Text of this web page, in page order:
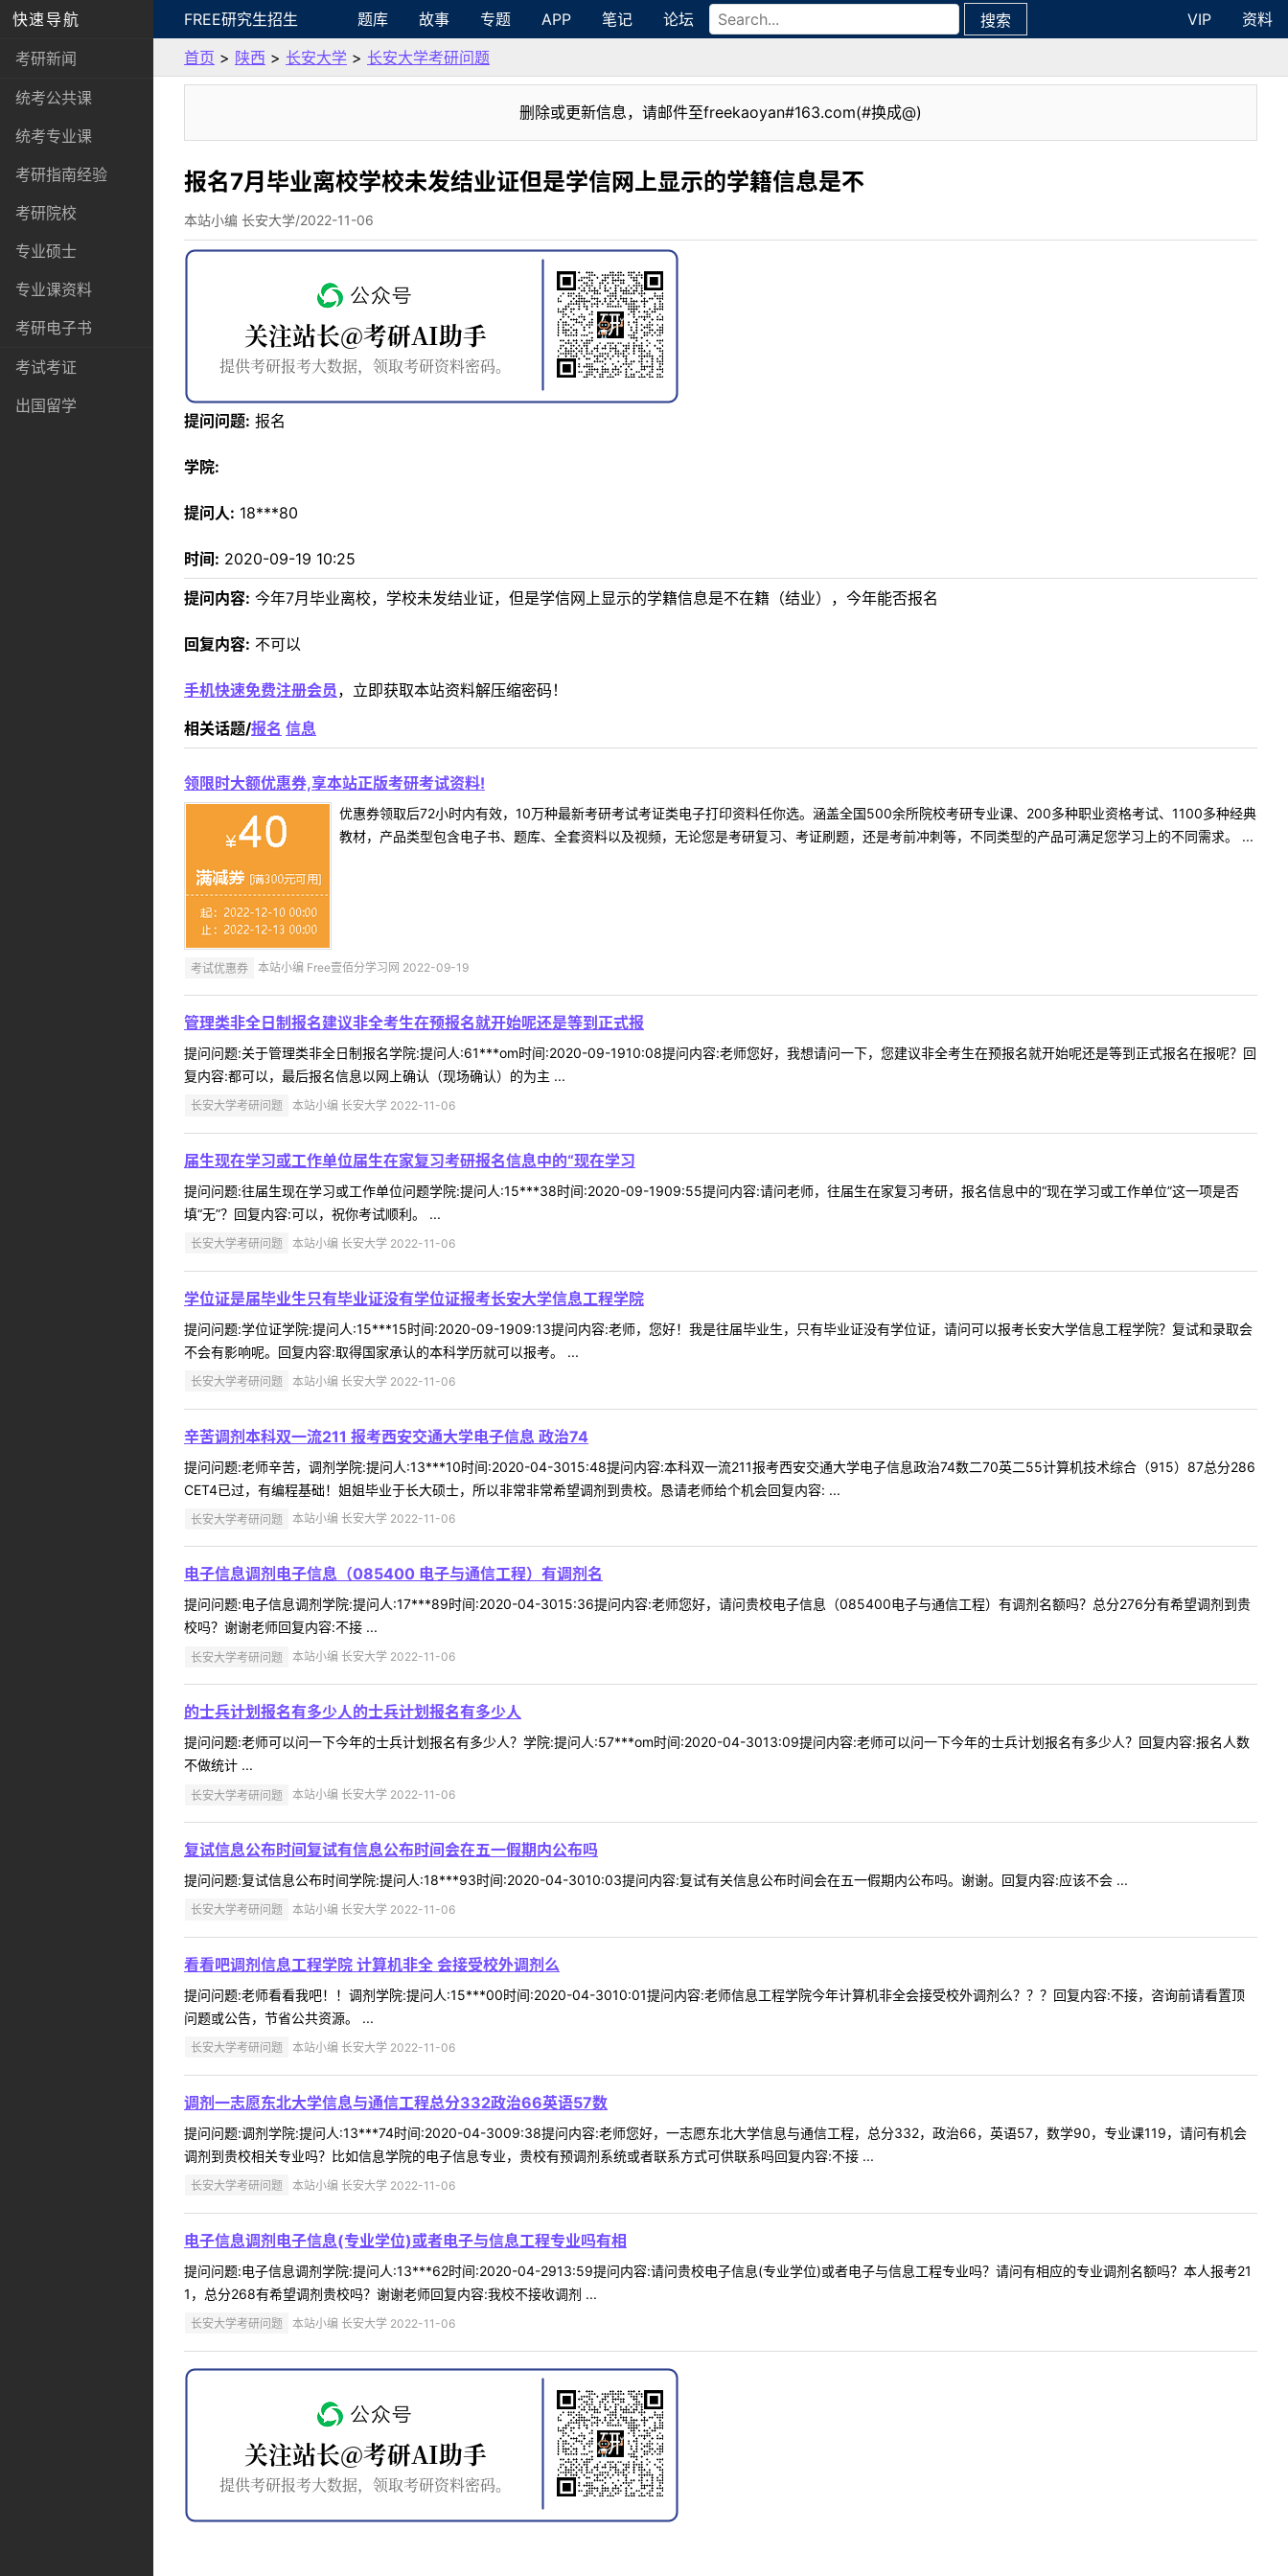
快速导航
考研新闻
统考公共课
统考专业课
考研指南经验
考研院校
专业硕士
专业课资料
考研电子书
考试考证
出国留学
FREE研究生招生 题库 故事 专题 APP 笔记 论坛 搜索 VIP
资料
首页 > 陕西 > 长安大学 > 长安大学考研问题
删除或更新信息，请邮件至freekaoyan#163.com(#换成@)
报名7月毕业离校学校未发结业证但是学信网上显示的学籍信息是不
本站小编 长安大学/2022-11-06
提问问题: 报名
学院:
提问人: 18***80
时间: 2020-09-19 10:25
提问内容: 今年7月毕业离校，学校未发结业证，但是学信网上显示的学籍信息是不在籍（结业），今年能否报名
回复内容: 不可以
手机快速免费注册会员 ，立即获取本站资料解压缩密码！
相关话题/报名 信息
领限时大额优惠券,享本站正版考研考试资料!
优惠券领取后72小时内有效，10万种最新考研考试考证类电子打印资料任你选。涵盖全国500余所院校考研专业课、200多种职业资格考试、1100多种经典
教材，产品类型包含电子书、题库、全套资料以及视频，无论您是考研复习、考证刷题，还是考前冲刺等，不同类型的产品可满足您学习上的不同需求。 ...
考试优惠券 本站小编 Free壹佰分学习网 2022-09-19
管理类非全日制报名建议非全考生在预报名就开始呢还是等到正式报
提问问题:关于管理类非全日制报名学院:提问人:61***om时间:2020-09-1910:08提问内容:老师您好，我想请问一下，您建议非全考生在预报名就开始呢还是等到正式报名在报呢？回
复内容:都可以，最后报名信息以网上确认（现场确认）的为主 ...
长安大学考研问题 本站小编 长安大学 2022-11-06
届生现在学习或工作单位届生在家复习考研报名信息中的“现在学习
提问问题:往届生现在学习或工作单位问题学院:提问人:15***38时间:2020-09-1909:55提问内容:请问老师，往届生在家复习考研，报名信息中的“现在学习或工作单位”这一项是否
填“无”？回复内容:可以，祝你考试顺利。 ...
长安大学考研问题 本站小编 长安大学 2022-11-06
学位证是届毕业生只有毕业证没有学位证报考长安大学信息工程学院
提问问题:学位证学院:提问人:15***15时间:2020-09-1909:13提问内容:老师，您好！我是往届毕业生，只有毕业证没有学位证，请问可以报考长安大学信息工程学院？复试和录取会
不会有影响呢。回复内容:取得国家承认的本科学历就可以报考。 ...
长安大学考研问题 本站小编 长安大学 2022-11-06
辛苦调剂本科双一流211 报考西安交通大学电子信息 政治74
提问问题:老师辛苦，调剂学院:提问人:13***10时间:2020-04-3015:48提问内容:本科双一流211报考西安交通大学电子信息政治74数二70英二55计算机技术综合（915）87总分286
CET4已过，有编程基础！姐姐毕业于长大硕士，所以非常非常希望调剂到贵校。恳请老师给个机会回复内容: ...
长安大学考研问题 本站小编 长安大学 2022-11-06
电子信息调剂电子信息（085400 电子与通信工程）有调剂名
提问问题:电子信息调剂学院:提问人:17***89时间:2020-04-3015:36提问内容:老师您好，请问贵校电子信息（085400电子与通信工程）有调剂名额吗？总分276分有希望调剂到贵
校吗？谢谢老师回复内容:不接 ...
长安大学考研问题 本站小编 长安大学 2022-11-06
的士兵计划报名有多少人的士兵计划报名有多少人
提问问题:老师可以问一下今年的士兵计划报名有多少人？学院:提问人:57***om时间:2020-04-3013:09提问内容:老师可以问一下今年的士兵计划报名有多少人？回复内容:报名人数
不做统计 ...
长安大学考研问题 本站小编 长安大学 2022-11-06
复试信息公布时间复试有信息公布时间会在五一假期内公布吗
提问问题:复试信息公布时间学院:提问人:18***93时间:2020-04-3010:03提问内容:复试有关信息公布时间会在五一假期内公布吗。谢谢。回复内容:应该不会 ...
长安大学考研问题 本站小编 长安大学 2022-11-06
看看吧调剂信息工程学院 计算机非全 会接受校外调剂么
提问问题:老师看看我吧！！调剂学院:提问人:15***00时间:2020-04-3010:01提问内容:老师信息工程学院今年计算机非全会接受校外调剂么？？？回复内容:不接，咨询前请看置顶
问题或公告，节省公共资源。 ...
长安大学考研问题 本站小编 长安大学 2022-11-06
调剂一志愿东北大学信息与通信工程总分332政治66英语57数
提问问题:调剂学院:提问人:13***74时间:2020-04-3009:38提问内容:老师您好，一志愿东北大学信息与通信工程，总分332，政治66，英语57，数学90，专业课119，请问有机会
调剂到贵校相关专业吗？比如信息学院的电子信息专业，贵校有预调剂系统或者联系方式可供联系吗回复内容:不接 ...
长安大学考研问题 本站小编 长安大学 2022-11-06
电子信息调剂电子信息(专业学位)或者电子与信息工程专业吗有相
提问问题:电子信息调剂学院:提问人:13***62时间:2020-04-2913:59提问内容:请问贵校电子信息(专业学位)或者电子与信息工程专业吗？请问有相应的专业调剂名额吗？本人报考21
1，总分268有希望调剂贵校吗？谢谢老师回复内容:我校不接收调剂 ...
长安大学考研问题 本站小编 长安大学 2022-11-06